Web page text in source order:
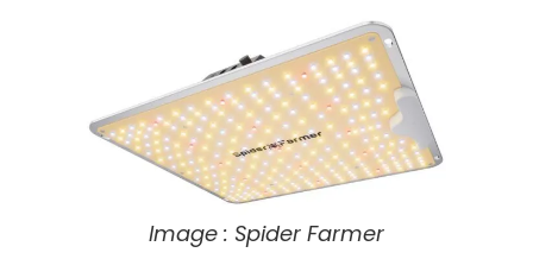
Image : Spider Farmer